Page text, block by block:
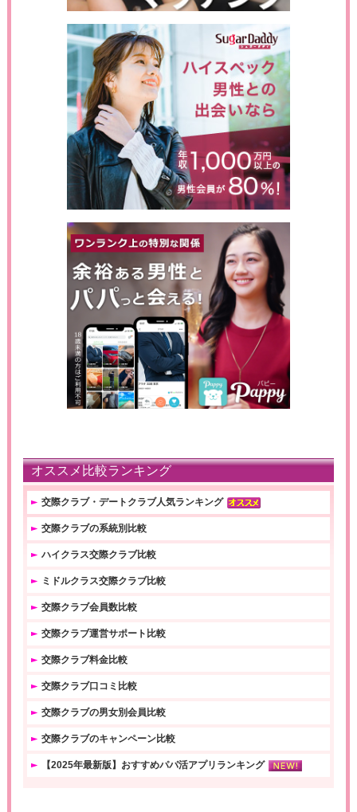
オススメ比較ランキング
交際クラブ・デートクラブ人気ランキング
交際クラブの系統別比較
ハイクラス交際クラブ比較
ミドルクラス交際クラブ比較
交際クラブ会員数比較
交際クラブ運営サポート比較
交際クラブ料金比較
交際クラブ口コミ比較
交際クラブの男女別会員比較
交際クラブのキャンペーン比較
【2025年最新版】おすすめパパ活アプリランキング